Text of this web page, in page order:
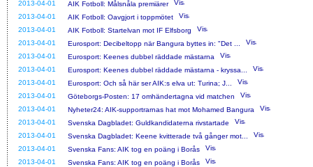
2013-04-01
AIK Fotboll: Målsnåla premiärer
2013-04-01
AIK Fotboll: Oavgjort i toppmötet
2013-04-01
AIK Fotboll: Startelvan mot IF Elfsborg
2013-04-01
Eurosport: Decibeltopp när Bangura byttes in: "Det ...
2013-04-01
Eurosport: Keenes dubbel räddade mästarna
2013-04-01
Eurosport: Keenes dubbel räddade mästarna - kryssa...
2013-04-01
Eurosport: Och så här ser AIK:s elva ut: Turina; J...
2013-04-01
Göteborgs-Posten: 17 omhändertagna vid matchen
2013-04-01
Nyheter24: AIK-supportrarnas hat mot Mohamed Bangura
2013-04-01
Svenska Dagbladet: Guldkandidaterna rivstartade
2013-04-01
Svenska Dagbladet: Keene kvitterade två gånger mot...
2013-04-01
Svenska Fans: AIK tog en poäng i Borås
2013-04-01
Svenska Fans: AIK tog en poäng i Borås